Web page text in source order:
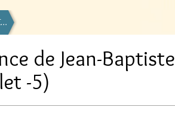
de Jean-Baptiste
-5)